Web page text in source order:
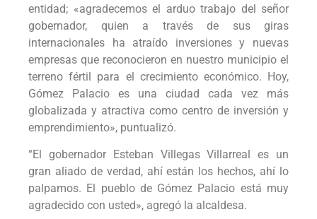
entidad; «agradecemos el arduo trabajo del señor
gobernador, quien a través de sus giras
internacionales ha atraído inversiones y nuevas
empresas que reconocieron en nuestro municipio el
terreno fértil para el crecimiento económico. Hoy,
Gómez Palacio es una ciudad cada vez más
globalizada y atractiva como centro de inversión y
emprendimiento», puntualizó.
“El gobernador Esteban Villegas Villarreal es un
gran aliado de verdad, ahí están los hechos, ahí lo
palpamos. El pueblo de Gómez Palacio está muy
agradecido con usted», agregó la alcaldesa.